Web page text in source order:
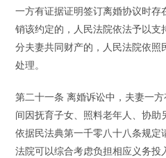
一方有证据证明签订离婚协议时
销该约定的，人民法院依法予以支
分夫妻共同财产的，人民法院依照
处理。
第二十一条 离婚诉讼中，夫妻一
间因抚育子女、照料老年人、协助
依据民法典第一千零八十八条规定
法院可以综合考虑负担相应义务